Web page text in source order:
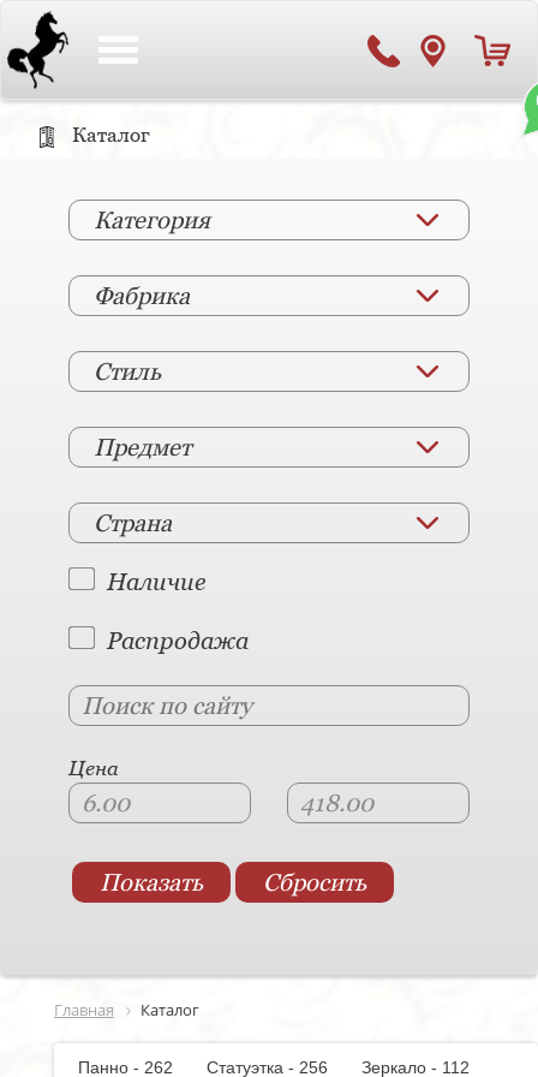
Каталог
Категория
Фабрика
Стиль
Предмет
Страна
Наличие
Распродажа
Цена
Главная Каталог
Панно - 262 Статуэтка - 256
Зеркало - 112